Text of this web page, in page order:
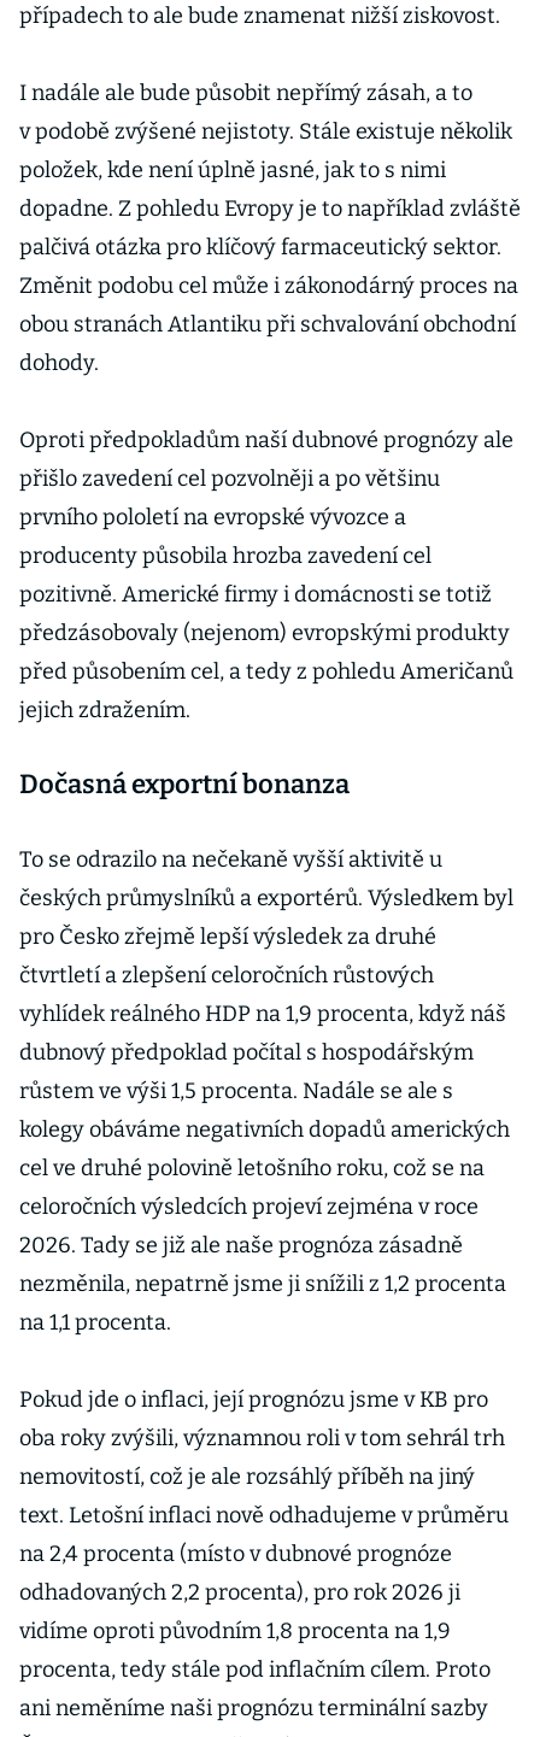
případech to ale bude znamenat nižší ziskovost.
I nadále ale bude působit nepřímý zásah, a to
v podobě zvýšené nejistoty. Stále existuje několik
položek, kde není úplně jasné, jak to s nimi
dopadne. Z pohledu Evropy je to například zvláště
palčivá otázka pro klíčový farmaceutický sektor.
Změnit podobu cel může i zákonodárný proces na
obou stranách Atlantiku při schvalování obchodní
dohody.
Oproti předpokladům naší dubnové prognózy ale
přišlo zavedení cel pozvolněji a po většinu
prvního pololetí na evropské vývozce a
producenty působila hrozba zavedení cel
pozitivně. Americké firmy i domácnosti se totiž
předzásobovaly (nejenom) evropskými produkty
před působením cel, a tedy z pohledu Američanů
jejich zdražením.
Dočasná exportní bonanza
To se odrazilo na nečekaně vyšší aktivitě u
českých průmyslníků a exportérů. Výsledkem byl
pro Česko zřejmě lepší výsledek za druhé
čtvrtletí a zlepšení celoročních růstových
vyhlídek reálného HDP na 1,9 procenta, když náš
dubnový předpoklad počítal s hospodářským
růstem ve výši 1,5 procenta. Nadále se ale s
kolegy obáváme negativních dopadů amerických
cel ve druhé polovině letošního roku, což se na
celoročních výsledcích projeví zejména v roce
2026. Tady se již ale naše prognóza zásadně
nezměnila, nepatrně jsme ji snížili z 1,2 procenta
na 1,1 procenta.
Pokud jde o inflaci, její prognózu jsme v KB pro
oba roky zvýšili, významnou roli v tom sehrál trh
nemovitostí, což je ale rozsáhlý příběh na jiný
text. Letošní inflaci nově odhadujeme v průměru
na 2,4 procenta (místo v dubnové prognóze
odhadovaných 2,2 procenta), pro rok 2026 ji
vidíme oproti původním 1,8 procenta na 1,9
procenta, tedy stále pod inflačním cílem. Proto
ani neměníme naši prognózu terminální sazby